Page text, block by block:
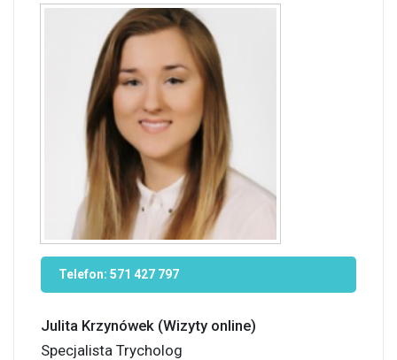
Telefon: 571 427 797
Julita Krzynówek (Wizyty online)
Specjalista Trycholog